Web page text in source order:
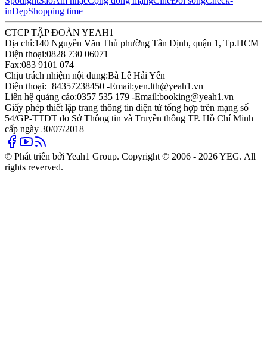
inĐẹpShopping time
CTCP TẬP ĐOÀN YEAH1
Địa chỉ:140 Nguyễn Văn Thủ phường Tân Định, quận 1, Tp.HCM
Điện thoại:0828 730 06071
Fax:083 9101 074
Chịu trách nhiệm nội dung:Bà Lê Hải Yến
Điện thoại:+84357238450 -Email:yen.lth@yeah1.vn
Liên hệ quảng cáo:0357 535 179 -Email:booking@yeah1.vn
Giấy phép thiết lập trang thông tin điện tử tổng hợp trên mạng số
54/GP-TTĐT do Sở Thông tin và Truyền thông TP. Hồ Chí Minh
cấp ngày 30/07/2018
© Phát triển bởi Yeah1 Group. Copyright © 2006 - 2026 YEG. All
rights reverved.